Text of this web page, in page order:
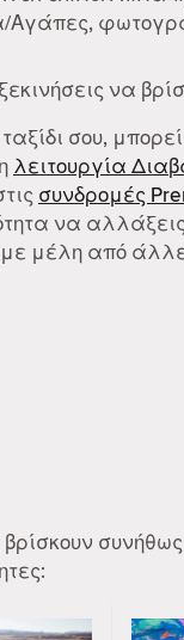
να
σου,
λειτουργία
συνδρομές
να
με μέλη από